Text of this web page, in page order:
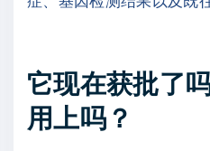
它现在获批了
用上吗？